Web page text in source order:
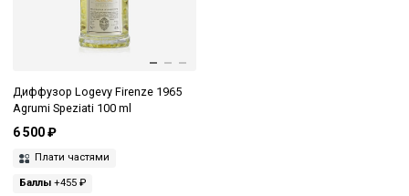
Диффузор Logevy Firenze 1965
Agrumi Speziati 100 ml
6 500 ₽
Плати частями
Баллы +455 ₽